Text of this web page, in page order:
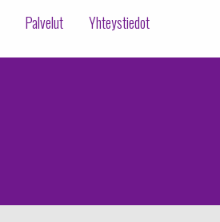
Palvelut Yhteystiedot